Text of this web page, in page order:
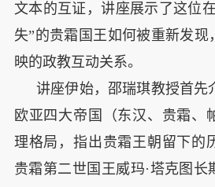
文本的互证，讲座展示了这位
失”的贵霜国王如何被重新发现
映的政教互动关系。
讲座伊始，邵瑞琪教授首先
欧亚四大帝国（东汉、贵霜、
理格局，指出贵霜王朝留下的
贵霜第二世国王威玛·塔克图